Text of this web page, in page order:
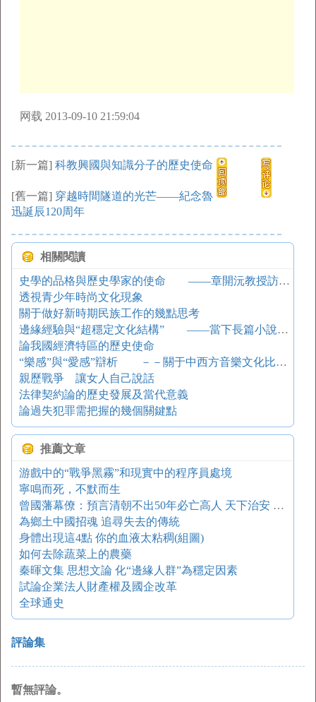
网载 2013-09-10 21:59:04
[新一篇] 科教興國與知識分子的歷史使命
[舊一篇] 穿越時間隧道的光芒——紀念魯
迅誕辰120周年
相關閱讀
史學的品格與歷史學家的使命 ——章開沅教授訪談錄
透視青少年時尚文化現象
關于做好新時期民族工作的幾點思考
邊緣經驗與“超穩定文化結構” ——當下長篇小說創作的兩種趨向
論我國經濟特區的歷史使命
“樂感”與“愛感”辯析 －－關于中西方音樂文化比較的思考
親歷戰爭 讓女人自己說話
法律契約論的歷史發展及當代意義
論過失犯罪需把握的幾個關鍵點
推薦文章
游戲中的“戰爭黑霧”和現實中的程序員處境
寧鳴而死，不默而生
曾國藩幕僚：預言清朝不出50年必亡高人 天下治安 洞若觀火
為鄉土中國招魂 追尋失去的傳統
身體出現這4點 你的血液太粘稠(組圖)
如何去除蔬菜上的農藥
秦暉文集 思想文論 化“邊緣人群”為穩定因素
試論企業法人財產權及國企改革
全球通史
評論集
暫無評論。